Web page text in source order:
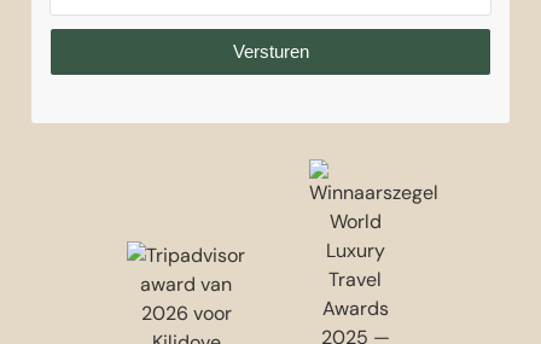
Versturen